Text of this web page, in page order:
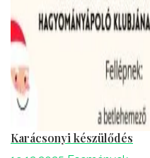
Karácsonyi készülődés